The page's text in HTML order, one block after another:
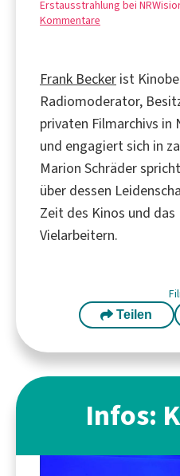
Erstausstrahlung bei
Kommentare
Frank Becker ist
Radiomoderator,
privaten Filmarchivs in
und engagiert sich in
Marion Schräder
über dessen
Zeit des Kinos und
Vielarbeitern.
Teilen
Infos: